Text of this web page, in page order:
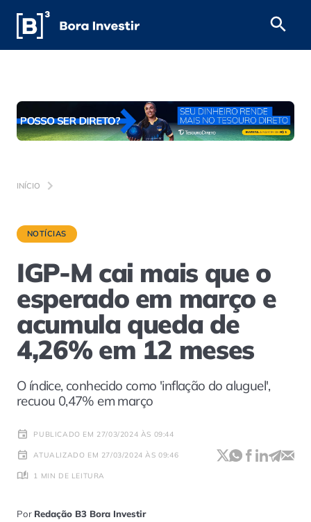
INÍCIO
NOTÍCIAS
IGP-M cai mais que o
esperado em março e
acumula queda de
4,26% em 12 meses
O índice, conhecido como 'inflação do aluguel',
recuou 0,47% em março
PUBLICADO EM 27/03/2024 ÀS 09:44
ATUALIZADO EM 27/03/2024 ÀS 09:46
1 MIN DE LEITURA
Por Redação B3 Bora Investir